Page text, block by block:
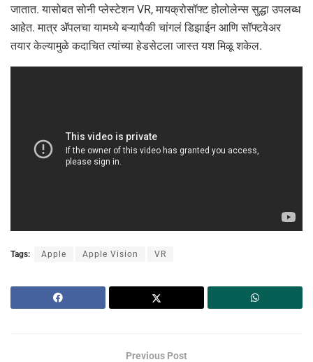
जातात. यासोबत सोनी प्लेस्टेशन VR, मायक्रोसॉफ्ट होलोलेन्स सुद्धा उपलब्ध
आहेत. मात्र ॲपलचा यामध्ये बऱ्यापैकी चांगलं डिझाईन आणि सॉफ्टवेअर
तयार केल्यामुळे कदाचित त्यांच्या हेडसेटला जास्त यश मिळू शकेल.
Tags: Apple Apple Vision VR
Previous Post